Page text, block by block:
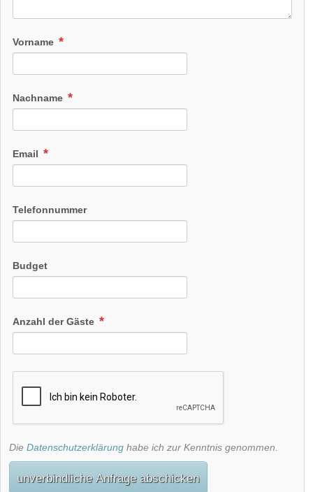
Vorname
Nachname
Email
Telefonnummer
Budget
Anzahl der Gäste
Die Datenschutzerklärung habe ich zur Kenntnis genommen.
unverbindliche Anfrage abschicken